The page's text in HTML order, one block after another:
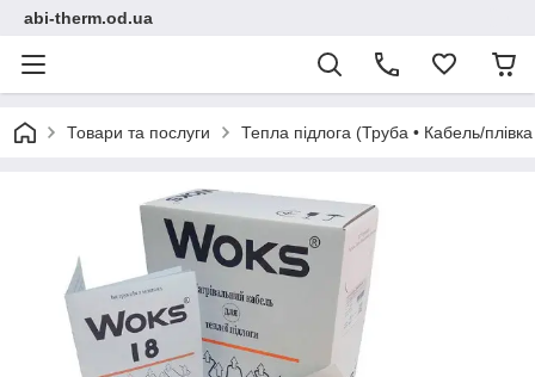
abi-therm.od.ua
Товари та послуги Тепла підлога (Труба • Кабель/